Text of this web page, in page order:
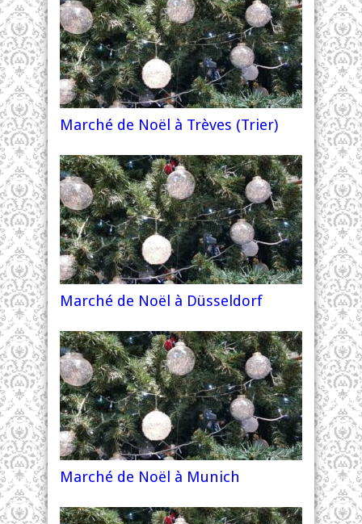
Marché de Noël à Trèves (Trier)
Marché de Noël à Düsseldorf
Marché de Noël à Munich